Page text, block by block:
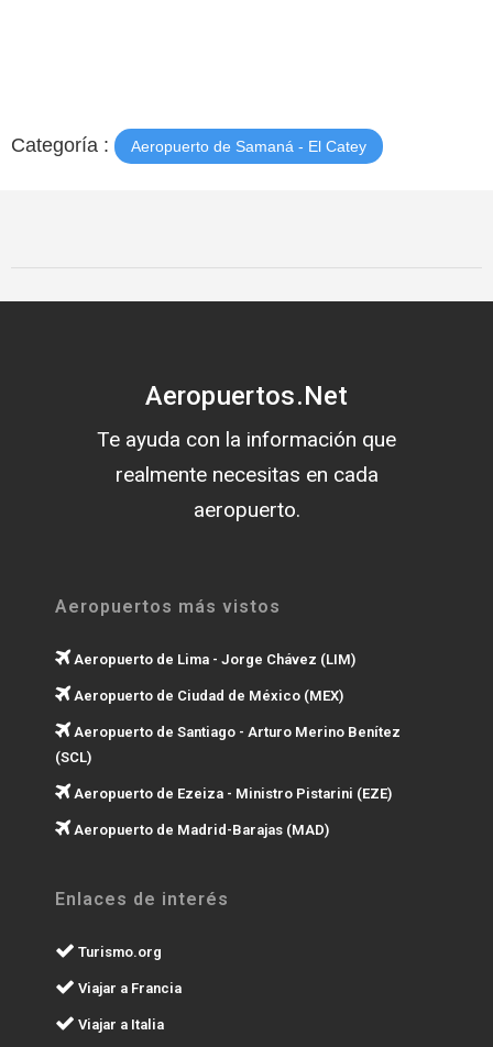
Categoría : Aeropuerto de Samaná - El Catey
Aeropuertos.Net
Te ayuda con la información que
realmente necesitas en cada
aeropuerto.
Aeropuertos más vistos
Aeropuerto de Lima - Jorge Chávez (LIM)
Aeropuerto de Ciudad de México (MEX)
Aeropuerto de Santiago - Arturo Merino Benítez
(SCL)
Aeropuerto de Ezeiza - Ministro Pistarini (EZE)
Aeropuerto de Madrid-Barajas (MAD)
Enlaces de interés
Turismo.org
Viajar a Francia
Viajar a Italia